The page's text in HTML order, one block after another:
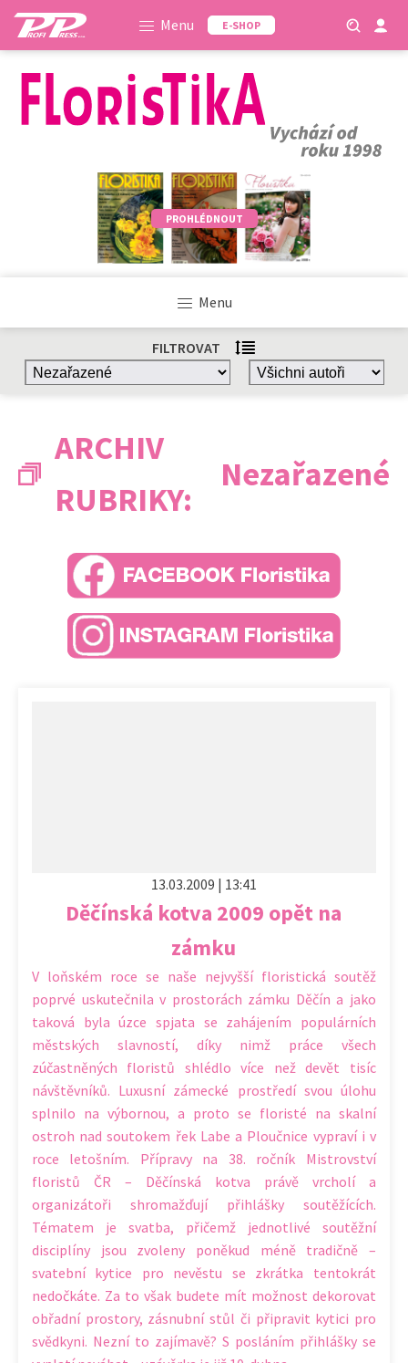
Menu E-SHOP
PROHLÉDNOUT
Menu
FILTROVAT
ARCHIV
RUBRIKY:
Nezařazené
13.03.2009 | 13:41
Děčínská kotva 2009 opět na
zámku
V loňském roce se naše nejvyšší floristická soutěž
poprvé uskutečnila v prostorách zámku Děčín a jako
taková byla úzce spjata se zahájením populárních
městských slavností, díky nimž práce všech
zúčastněných floristů shlédlo více než devět tisíc
návštěvníků. Luxusní zámecké prostředí svou úlohu
splnilo na výbornou, a proto se floristé na skalní
ostroh nad soutokem řek Labe a Ploučnice vypraví i v
roce letošním. Přípravy na 38. ročník Mistrovství
floristů ČR – Děčínská kotva právě vrcholí a
organizátoři shromažďují přihlášky soutěžících.
Tématem je svatba, přičemž jednotlivé soutěžní
disciplíny jsou zvoleny poněkud méně tradičně –
svatební kytice pro nevěstu se zkrátka tentokrát
nedočkáte. Za to však budete mít možnost dekorovat
obřadní prostory, zásnubní stůl či připravit kytici pro
svědkyni. Nezní to zajímavě? S posláním přihlášky se